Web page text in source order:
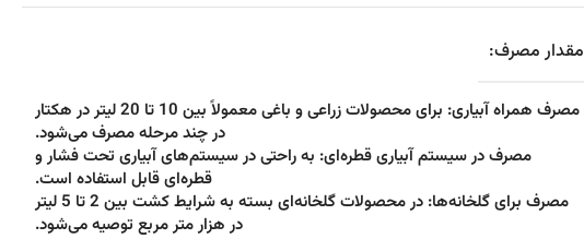
مقدار مصرف:
مصرف همراه آبیاری: برای محصولات زراعی و باغی معمولاً بین 10 تا 20 لیتر در هکتار
در چند مرحله مصرف می‌شود.
مصرف در سیستم آبیاری قطره‌ای: به راحتی در سیستم‌های آبیاری تحت فشار و
قطره‌ای قابل استفاده است.
مصرف برای گلخانه‌ها: در محصولات گلخانه‌ای بسته به شرایط کشت بین 2 تا 5 لیتر
در هزار متر مربع توصیه می‌شود.